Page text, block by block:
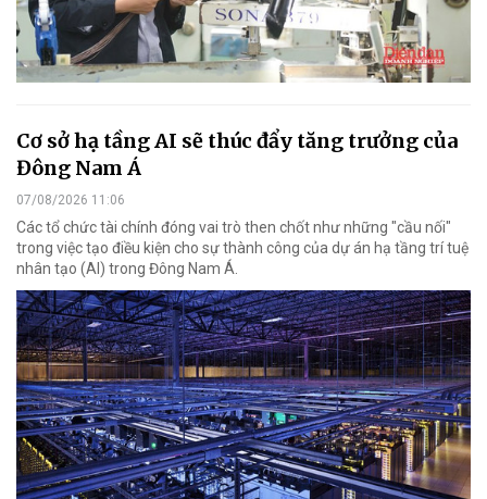
Cơ sở hạ tầng AI sẽ thúc đẩy tăng trưởng của
Đông Nam Á
07/08/2026 11:06
Các tổ chức tài chính đóng vai trò then chốt như những "cầu nối"
trong việc tạo điều kiện cho sự thành công của dự án hạ tầng trí tuệ
nhân tạo (AI) trong Đông Nam Á.